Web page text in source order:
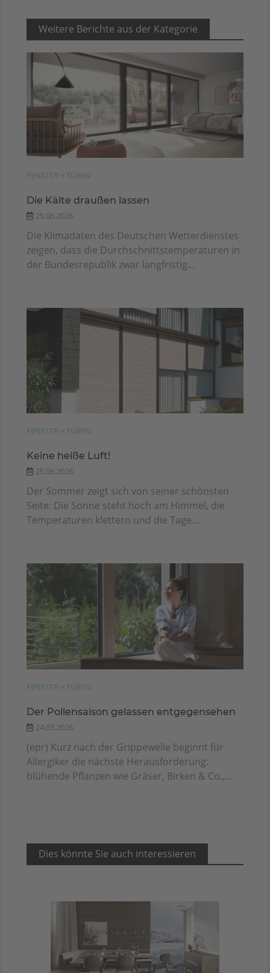
Weitere Berichte aus der Kategorie
FENSTER + TÜREN
Die Kälte draußen lassen
25.06.2026
Die Klimadaten des Deutschen Wetterdienstes
zeigen, dass die Durchschnittstemperaturen in
der Bundesrepublik zwar langfristig...
FENSTER + TÜREN
Keine heiße Luft!
25.06.2026
Der Sommer zeigt sich von seiner schönsten
Seite: Die Sonne steht hoch am Himmel, die
Temperaturen klettern und die Tage...
FENSTER + TÜREN
Der Pollensaison gelassen entgegensehen
24.03.2026
(epr) Kurz nach der Grippewelle beginnt für
Allergiker die nächste Herausforderung:
blühende Pflanzen wie Gräser, Birken & Co.,...
Dies könnte Sie auch interessieren